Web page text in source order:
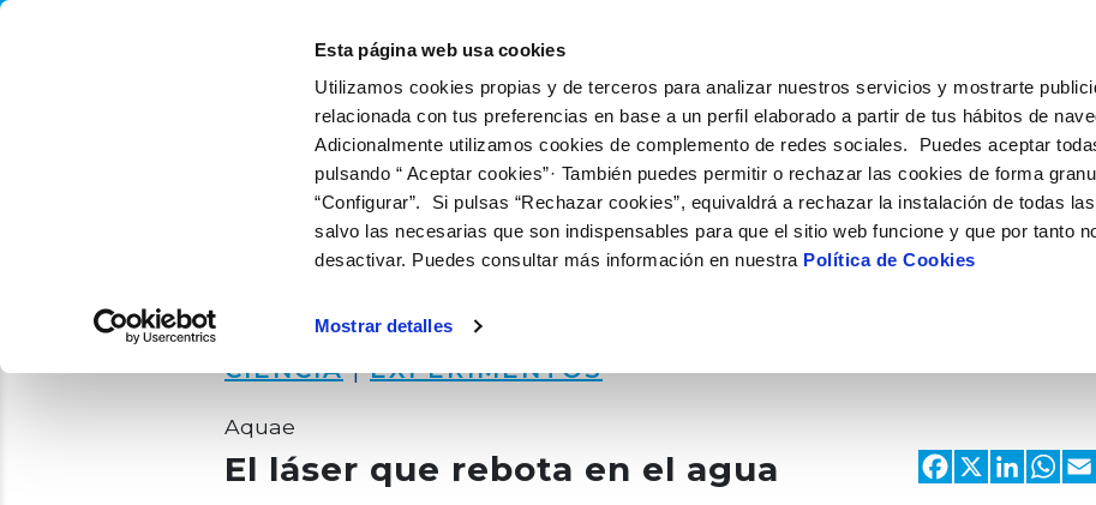
Esta página web usa cookies
Utilizamos cookies propias y de terceros para analizar nuestros servicios y mostrarte
relacionada con tus preferencias en base a un perfil elaborado a partir de tus hábitos de
Adicionalmente utilizamos cookies de complemento de redes sociales. Puedes aceptar
pulsando “ Aceptar cookies”· También puedes permitir o rechazar las cookies de forma
“Configurar”. Si pulsas “Rechazar cookies”, equivaldrá a rechazar la instalación de todas
salvo las necesarias que son indispensables para que el sitio web funcione y que por tanto
desactivar. Puedes consultar más información en nuestra Política de Cookies
Mostrar detalles
QUIÉNES SOMOS QUÉ HACEMOS
CIENCIA|EXPERIMENTOS
Aquae
El láser que rebota en el agua X